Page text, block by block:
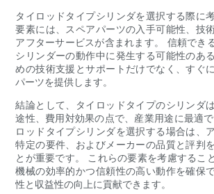
タイロッドタイプシリンダを選択する際に
要素には、スペアパーツの入手可能性、技
アフターサービスが含まれます。 信頼でき
シリンダーの動作中に発生する可能性のあ
めの技術支援とサポートだけでなく、すぐ
パーツを提供します。
結論として、タイロッドタイプのシリンダ
途性、費用対効果の点で、産業用途に最適
ロッドタイプシリンダを選択する場合は、
特定の要件、およびメーカーの品質と評判
とが重要です。 これらの要素を考慮するこ
機械の効率的かつ信頼性の高い動作を確保
性と収益性の向上に貢献できます。